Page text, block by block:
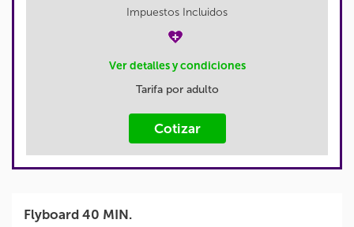
Impuestos Incluidos
Ver detalles y condiciones
Tarifa por adulto
Cotizar
Flyboard 40 MIN.